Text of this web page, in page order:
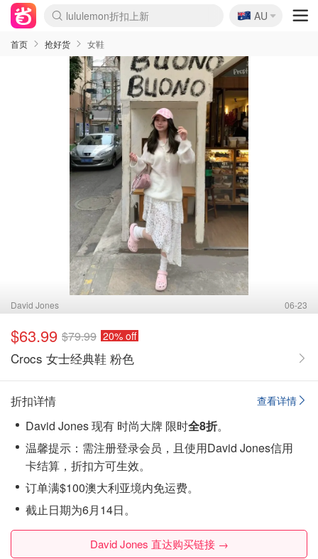
Sasa美妆护肤3.5折
SSENSE年中2.5折
FreshBeauty好价汇总
Cettire降价+叠9折
WWS Coles超市实拍
viagogo二手票捡漏
Myer超级周末
The Outnet奢牌1折起
David Jones 3折起
Flannels大牌1折
Perfumes Club护肤1折
AMIRO面罩$251
Amazon折扣汇总
eToro入金$200送$50
Amazon数码好物
ICONIC本周7.5折
ThedoubleF高奢地板价
Moose Knuckles 6折
丝芙兰5折起
EUFY摄像头$98
Selenichast首饰2折
Trip机票酒店促销
YSL送5件彩妆礼
Amazon家居好物
Amazon美妆护肤
雅漾大喷$8
过敏原检测盒$33
伊索独家赠50ml沐浴露
科颜氏高保湿面霜$29
SEALIFE海洋馆门票6折
丝塔芙大白罐$16
订阅Newsletter送香薰
Cult Beauty 6.8折
Harrods圣诞日历$525
LN-CC奢牌私促3折
d'Alba空姐喷雾$16
EVE LOM套装£56
Bernardelli独家4折
Adore Beauty 6折起
CT圣诞日历
Mytheresa奢品2.7折
Luxury Escapes 9折
Currentbody美容仪$881
MOON Garden Live
Roborock扫地机$649
Tingo Life水杯$24
Valentino官网5折
CR洗护套装$23
修丽可4件套$159
Myer彩妆2件7折
GANNI官网4.5折
Stylevana韩妆4折
Tessabit高奢8.5折
OGX洗发水$11
Amazon阿德莱德次日达
卡诗8.5折+赠礼
Philips Hue灯具8折
🇦🇺
AU
首页 抢好货 女鞋
David Jones 06-23
$63.99 $79.99 20% off
Crocs 女士经典鞋 粉色
查看详情
折扣详情
David Jones 现有 时尚大牌 限时全8折。
温馨提示：需注册登录会员，且使用David Jones信用
卡结算，折扣方可生效。
订单满$100澳大利亚境内免运费。
截止日期为6月14日。
David Jones 直达购买链接 →